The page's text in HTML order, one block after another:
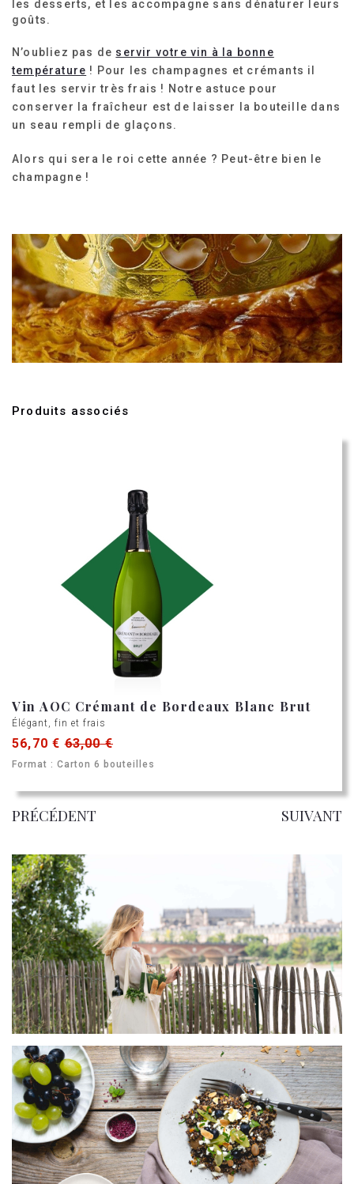
les desserts, et les accompagne sans dénaturer leurs
goûts.
N’oubliez pas de servir votre vin à la bonne
température ! Pour les champagnes et crémants il
faut les servir très frais ! Notre astuce pour
conserver la fraîcheur est de laisser la bouteille dans
un seau rempli de glaçons.
Alors qui sera le roi cette année ? Peut-être bien le
champagne !
Produits associés
Vin AOC Crémant de Bordeaux Blanc Brut
Élégant, fin et frais
56,70 €63,00 €
Format : Carton 6 bouteilles
PRÉCÉDENT SUIVANT